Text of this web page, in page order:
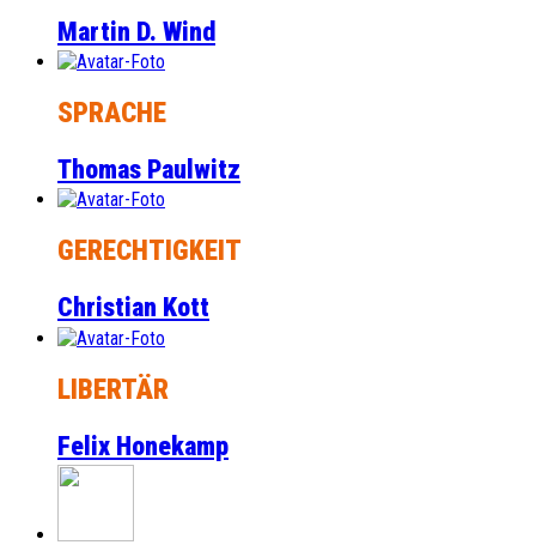
Martin D. Wind
SPRACHE
Thomas Paulwitz
GERECHTIGKEIT
Christian Kott
LIBERTÄR
Felix Honekamp